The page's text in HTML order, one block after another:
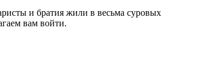
и братия жили в весьма суровых
вам войти.